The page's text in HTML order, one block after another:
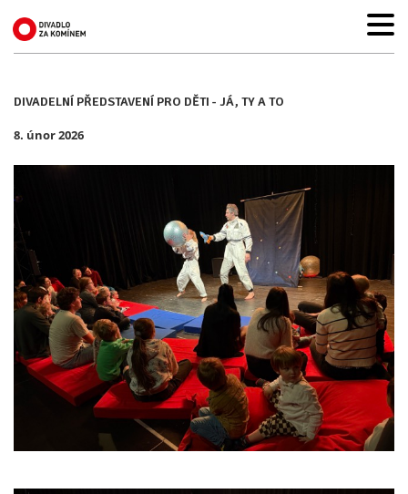
DIVADELNÍ PŘEDSTAVENÍ PRO DĚTI - JÁ, TY A TO
8. únor 2026